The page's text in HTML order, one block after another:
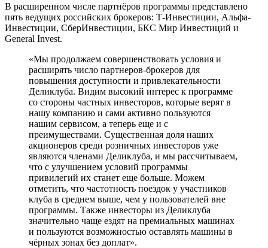
В расширенном числе партнёров программы представлено
пять ведущих российских брокеров: Т-Инвестиции, Альфа-
Инвестиции, СберИнвестиции, БКС Мир Инвестиций и
General Invest.
«Мы продолжаем совершенствовать условия и
расширять число партнеров-брокеров для
повышения доступности и привлекательности
Деликлуба. Видим высокий интерес к программе
со стороны частных инвесторов, которые верят в
нашу компанию и сами активно пользуются
нашим сервисом, а теперь еще и с
преимуществами. Существенная доля наших
акционеров среди розничных инвесторов уже
являются членами Деликлуба, и мы рассчитываем,
что с улучшением условий программы
привилегий их станет еще больше. Можем
отметить, что частотность поездок у участников
клуба в среднем выше, чем у пользователей вне
программы. Также инвесторы из Деликлуба
значительно чаще ездят на премиальных машинах
и пользуются возможностью оставлять машины в
чёрных зонах без доплат».